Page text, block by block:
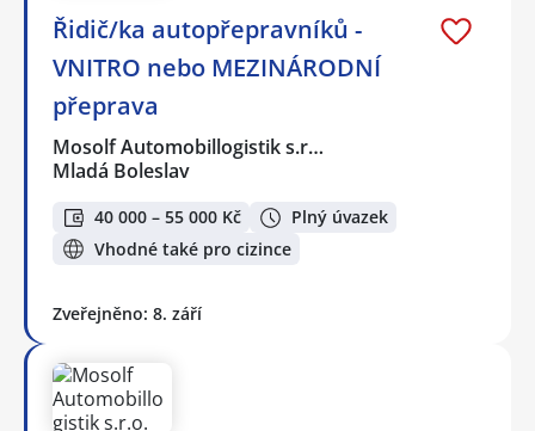
Řidič/ka autopřepravníků -
VNITRO nebo MEZINÁRODNÍ
přeprava
Mosolf Automobillogistik s.r…
Mladá Boleslav
40 000 – 55 000 Kč
Plný úvazek
Vhodné také pro cizince
Zveřejněno: 8. září